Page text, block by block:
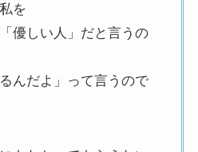
を
優しい人」だと言うの
んだよ」って言うので